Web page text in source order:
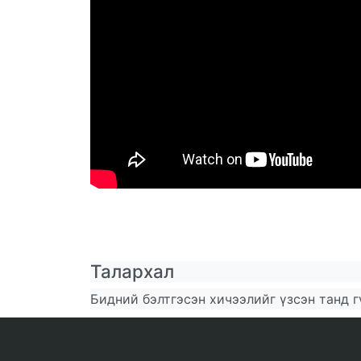
Талархал
Бидний бэлтгэсэн хичээлийг үзсэн танд